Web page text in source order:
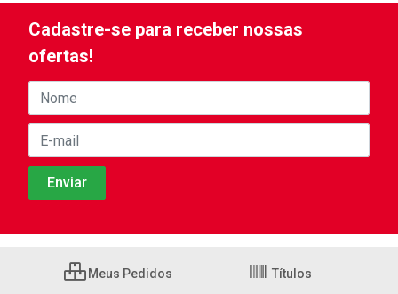
Cadastre-se para receber nossas
ofertas!
Meus Pedidos Títulos